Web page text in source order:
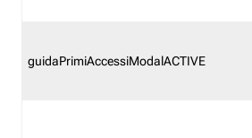
guidaPrimiAccessiModalACTIVE